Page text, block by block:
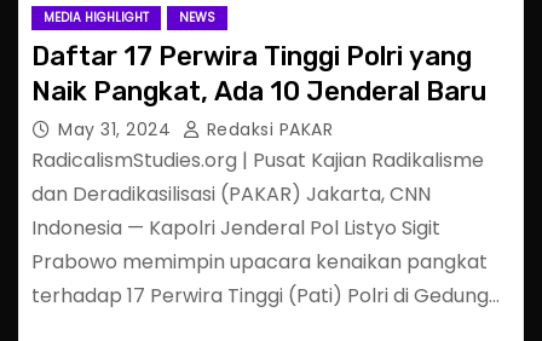
MEDIA HIGHLIGHT NEWS
Daftar 17 Perwira Tinggi Polri yang
Naik Pangkat, Ada 10 Jenderal Baru
May 31, 2024 Redaksi PAKAR
RadicalismStudies.org | Pusat Kajian Radikalisme
dan Deradikasilisasi (PAKAR) Jakarta, CNN
Indonesia — Kapolri Jenderal Pol Listyo Sigit
Prabowo memimpin upacara kenaikan pangkat
terhadap 17 Perwira Tinggi (Pati) Polri di Gedung…